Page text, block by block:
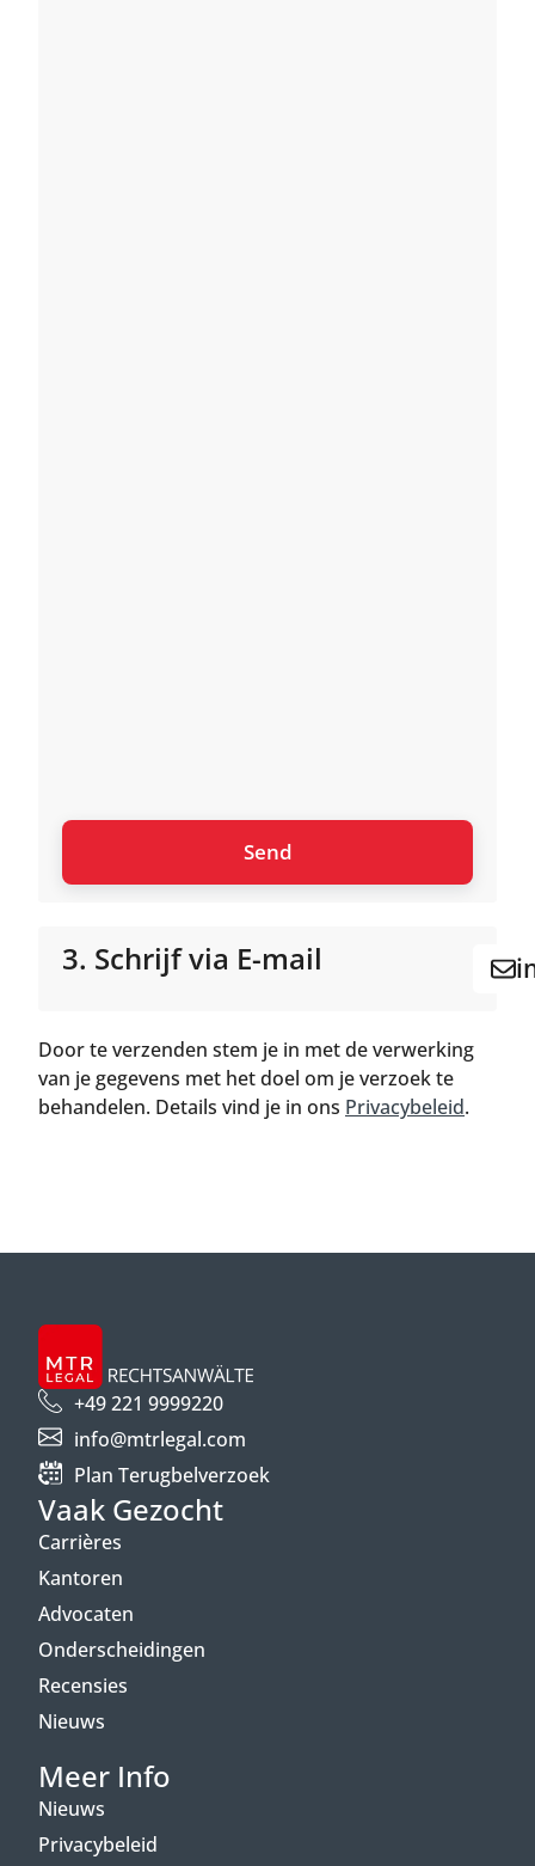
3. Schrijf via E-mail
Door te verzenden stem je in met de verwerking
van je gegevens met het doel om je verzoek te
behandelen. Details vind je in ons Privacybeleid.
+49 221 9999220
info@mtrlegal.com
Plan Terugbelverzoek
Vaak Gezocht
Carrières
Kantoren
Advocaten
Onderscheidingen
Recensies
Nieuws
Meer Info
Nieuws
Privacybeleid